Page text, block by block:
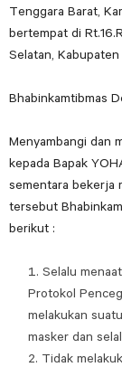
Tenggara Barat,
bertempat di
Selatan,
Bhabinkamtibmas
Menyambangi dan
kepada Bapak
sementara bekerja
tersebut
berikut :
Selalu
Protokol
melakukan
masker dan
Tidak